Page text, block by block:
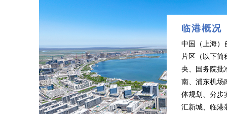
临港概况
中国（上海）
片区（以下简
央、国务院批
南、浦东机场
体规划、分步
汇新城、临港